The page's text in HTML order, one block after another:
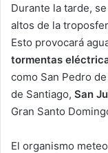
Durante la tarde,
altos de la
Esto provocará
tormentas
como San Pedro
de Santiago, San
Gran Santo
El organismo